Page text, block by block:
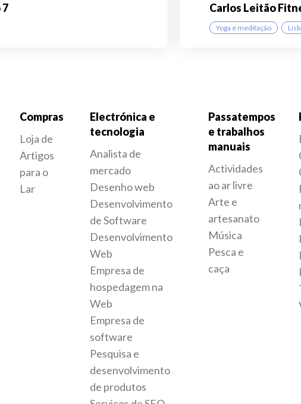
Carlos Leitão
Yoga e meditação
Compras
Loja de
Artigos
para o
Lar
Electrónica e
tecnologia
Analista de
mercado
Desenho web
Desenvolvimento
de Software
Desenvolvimento
Web
Empresa de
hospedagem na
Web
Empresa de
software
Pesquisa e
desenvolvimento
de produtos
Passatempos
e trabalhos
manuais
Actividades
ao ar livre
Arte e
artesanato
Música
Pesca e
caça